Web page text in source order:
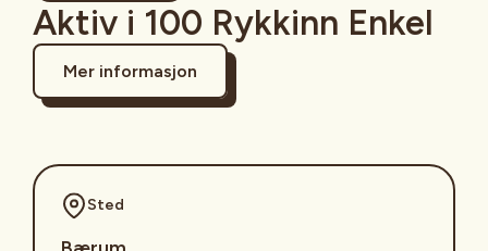
Aktiv i 100 Rykkinn Enkel
Mer informasjon
Sted